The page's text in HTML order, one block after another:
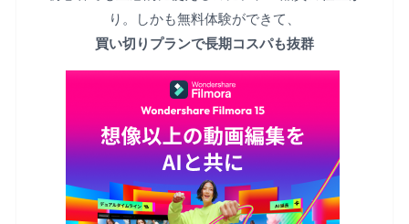
り。しかも無料体験ができて、
買い切りプランで長期コスパも抜群